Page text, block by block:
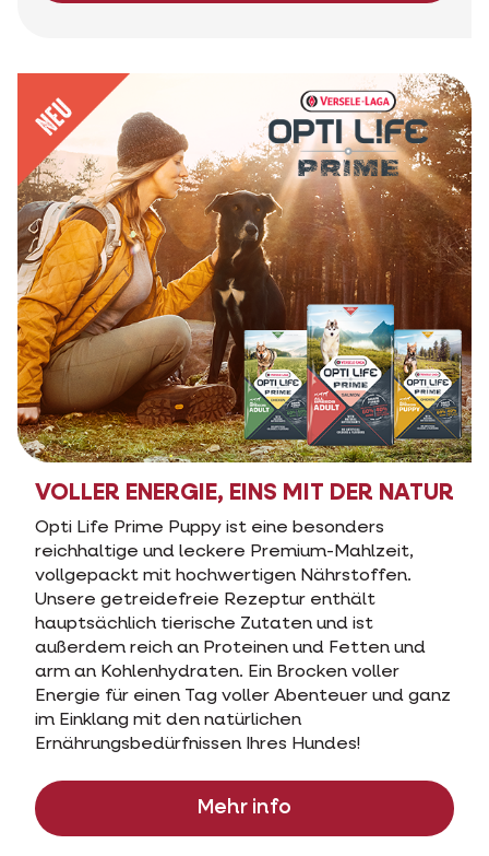
VOLLER ENERGIE, EINS MIT DER NATUR
Opti Life Prime Puppy ist eine besonders
reichhaltige und leckere Premium-Mahlzeit,
vollgepackt mit hochwertigen Nährstoffen.
Unsere getreidefreie Rezeptur enthält
hauptsächlich tierische Zutaten und ist
außerdem reich an Proteinen und Fetten und
arm an Kohlenhydraten. Ein Brocken voller
Energie für einen Tag voller Abenteuer und ganz
im Einklang mit den natürlichen
Ernährungsbedürfnissen Ihres Hundes!
Mehr info